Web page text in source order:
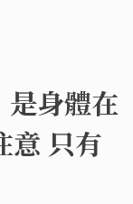
身體在
意 只有